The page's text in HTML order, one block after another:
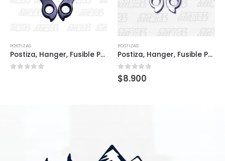
POSTIZAS
Postiza, Hanger, Fusible POS0070
POSTIZAS
Postiza, Hanger, Fusible POS0064
0 out of 5
$8.900